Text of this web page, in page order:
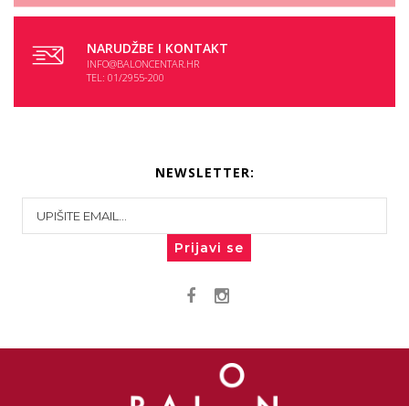
NARUDŽBE I KONTAKT
INFO@BALONCENTAR.HR
TEL: 01/2955-200
NEWSLETTER:
Prijavi se